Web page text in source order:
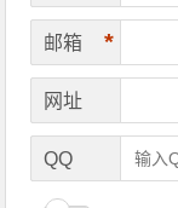
邮箱 *
网址
QQ